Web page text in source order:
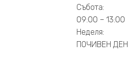
Събота:
09:00 – 13:00
Неделя:
ПОЧИВЕН ДЕН